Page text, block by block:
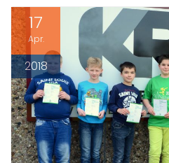
17
Apr.
2018